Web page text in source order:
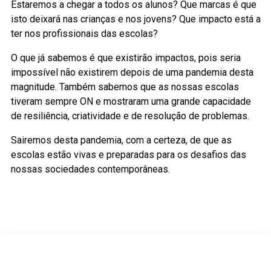
Estaremos a chegar a todos os alunos? Que marcas é que
isto deixará nas crianças e nos jovens? Que impacto está a
ter nos profissionais das escolas?
O que já sabemos é que existirão impactos, pois seria
impossível não existirem depois de uma pandemia desta
magnitude. Também sabemos que as nossas escolas
tiveram sempre ON e mostraram uma grande capacidade
de resiliência, criatividade e de resolução de problemas.
Sairemos desta pandemia, com a certeza, de que as
escolas estão vivas e preparadas para os desafios das
nossas sociedades contemporâneas.